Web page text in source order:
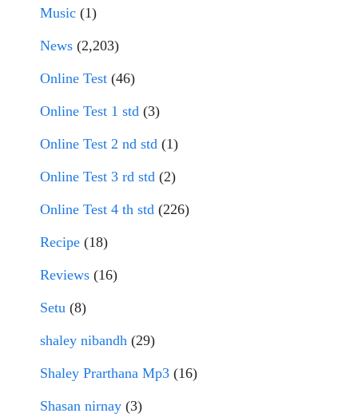
Music (1)
News (2,203)
Online Test (46)
Online Test 1 std (3)
Online Test 2 nd std (1)
Online Test 3 rd std (2)
Online Test 4 th std (226)
Recipe (18)
Reviews (16)
Setu (8)
shaley nibandh (29)
Shaley Prarthana Mp3 (16)
Shasan nirnay (3)